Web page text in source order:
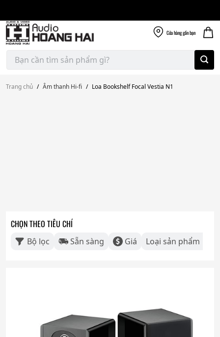
content
Cửa hànggần bạn
Tìm
kiếm:
Trang chủ / Âm thanh Hi-fi / Loa Bookshelf Focal Vestia N1
CHỌN THEO TIÊU CHÍ
Bộ lọc Sẵn sàng Giá Loại sản phẩm